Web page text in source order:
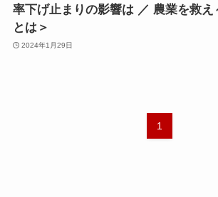
率下げ止まりの影響は ／ 農業を救え
とは＞
2024年1月29日
1